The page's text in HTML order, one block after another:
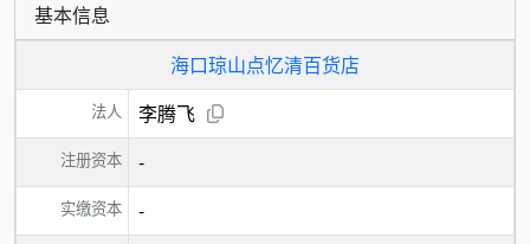
基本信息
海口琼山点忆清百货店
法人 李腾飞
注册资本 -
实缴资本 -